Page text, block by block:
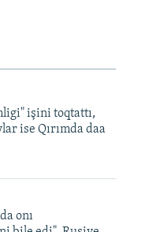
işini toqtattı,
ise Qırımda daa
onı